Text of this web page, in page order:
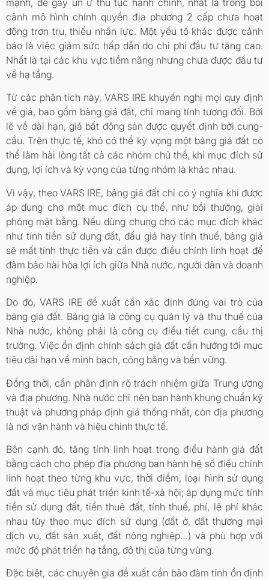
cảnh mô hình chính quyền địa phương 2 cấp chưa hoạt
động trơn tru, thiếu nhân lực. Một yếu tố khác được cảnh
báo là việc giảm sức hấp dẫn do chi phí đầu tư tăng cao.
Nhất là tại các khu vực tiềm năng nhưng chưa được đầu tư
về hạ tầng.
Từ các phân tích này, VARS IRE khuyến nghị mọi quy định
về giá, bao gồm bảng giá đất, chỉ mang tính tương đối. Bởi
lẽ về dài hạn, giá bất động sản được quyết định bởi cung-
cầu. Trên thực tế, khó có thể kỳ vọng một bảng giá đất có
thể làm hài lòng tất cả các nhóm chủ thể, khi mục đích sử
dụng, lợi ích và kỳ vọng của từng nhóm là khác nhau.
Vì vậy, theo VARS IRE, bảng giá đất chỉ có ý nghĩa khi được
áp dụng cho một mục đích cụ thể, như bồi thường, giải
phóng mặt bằng. Nếu dùng chung cho các mục đích khác
như tính tiền sử dụng đất, đấu giá hay tính thuế, bảng giá
sẽ mất tính thực tiễn và cần được điều chỉnh linh hoạt để
đảm bảo hài hòa lợi ích giữa Nhà nước, người dân và doanh
nghiệp.
Do đó, VARS IRE đề xuất cần xác định đúng vai trò của
bảng giá đất. Bảng giá là công cụ quản lý và thu thuế của
Nhà nước, không phải là công cụ điều tiết cung, cầu thị
trường. Việc ổn định chính sách giá đất cần hướng tới mục
tiêu dài hạn về minh bạch, công bằng và bền vững.
Đồng thời, cần phân định rõ trách nhiệm giữa Trung ương
và địa phương. Nhà nước chỉ nên ban hành khung chuẩn kỹ
thuật và phương pháp định giá thống nhất, còn địa phương
là nơi vận hành và hiệu chỉnh thực tế.
Bên cạnh đó, tăng tính linh hoạt trong điều hành giá đất
bằng cách cho phép địa phương ban hành hệ số điều chỉnh
linh hoạt theo từng khu vực, thời điểm, loại hình sử dụng
đất và mục tiêu phát triển kinh tế-xã hội; áp dụng mức tính
tiền sử dụng đất, tiền thuê đất, tính thuế, phí, lệ phí khác
nhau tùy theo mục đích sử dụng (đất ở, đất thương mại
dịch vụ, đất sản xuất, đất nông nghiệp…) và phù hợp với
mức độ phát triển hạ tầng, đô thị của từng vùng.
Đặc biệt, các chuyên gia đề xuất cần bảo đảm tính ổn định